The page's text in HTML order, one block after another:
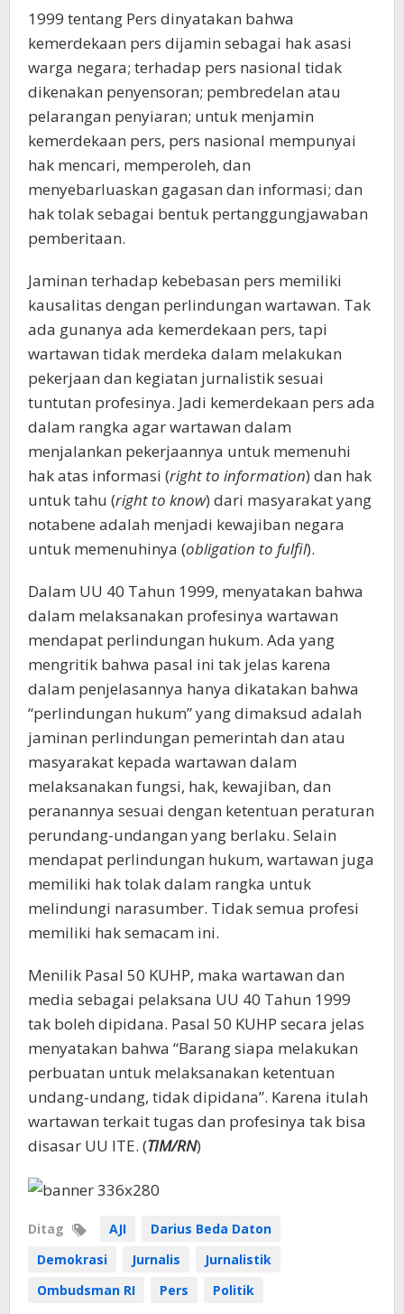
1999 tentang Pers dinyatakan bahwa
kemerdekaan pers dijamin sebagai hak asasi
warga negara; terhadap pers nasional tidak
dikenakan penyensoran; pembredelan atau
pelarangan penyiaran; untuk menjamin
kemerdekaan pers, pers nasional mempunyai
hak mencari, memperoleh, dan
menyebarluaskan gagasan dan informasi; dan
hak tolak sebagai bentuk pertanggungjawaban
pemberitaan.
Jaminan terhadap kebebasan pers memiliki
kausalitas dengan perlindungan wartawan. Tak
ada gunanya ada kemerdekaan pers, tapi
wartawan tidak merdeka dalam melakukan
pekerjaan dan kegiatan jurnalistik sesuai
tuntutan profesinya. Jadi kemerdekaan pers ada
dalam rangka agar wartawan dalam
menjalankan pekerjaannya untuk memenuhi
hak atas informasi (right to information) dan hak
untuk tahu (right to know) dari masyarakat yang
notabene adalah menjadi kewajiban negara
untuk memenuhinya (obligation to fulfil).
Dalam UU 40 Tahun 1999, menyatakan bahwa
dalam melaksanakan profesinya wartawan
mendapat perlindungan hukum. Ada yang
mengritik bahwa pasal ini tak jelas karena
dalam penjelasannya hanya dikatakan bahwa
“perlindungan hukum” yang dimaksud adalah
jaminan perlindungan pemerintah dan atau
masyarakat kepada wartawan dalam
melaksanakan fungsi, hak, kewajiban, dan
peranannya sesuai dengan ketentuan peraturan
perundang-undangan yang berlaku. Selain
mendapat perlindungan hukum, wartawan juga
memiliki hak tolak dalam rangka untuk
melindungi narasumber. Tidak semua profesi
memiliki hak semacam ini.
Menilik Pasal 50 KUHP, maka wartawan dan
media sebagai pelaksana UU 40 Tahun 1999
tak boleh dipidana. Pasal 50 KUHP secara jelas
menyatakan bahwa “Barang siapa melakukan
perbuatan untuk melaksanakan ketentuan
undang-undang, tidak dipidana”. Karena itulah
wartawan terkait tugas dan profesinya tak bisa
disasar UU ITE. (TIM/RN)
Ditag AJI
Darius Beda Daton
Demokrasi
Jurnalis
Jurnalistik
Ombudsman RI
Pers Politik